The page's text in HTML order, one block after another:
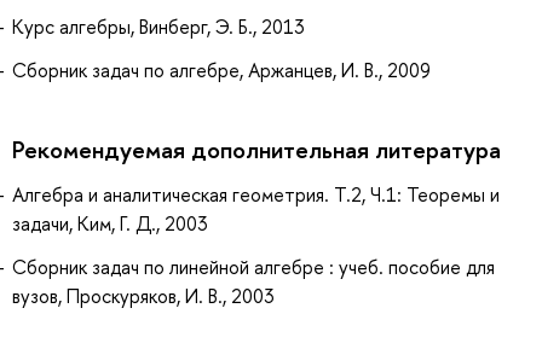
Курс алгебры, Винберг, Э. Б., 2013
Сборник задач по алгебре, Аржанцев, И. В., 2009
Рекомендуемая дополнительная литература
Алгебра и аналитическая геометрия. Т.2, Ч.1: Теоремы и
задачи, Ким, Г. Д., 2003
Сборник задач по линейной алгебре : учеб. пособие для
вузов, Проскуряков, И. В., 2003